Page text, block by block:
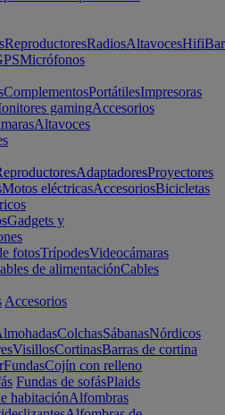
ReproductoresRadiosAltavocesHifi
Micrófonos
ComplementosPortátilesImpresoras
gamingAccesorios
Altavoces
AdaptadoresProyectores
Motos eléctricasAccesoriosBicicletas
Gadgets y
fotosTrípodesVideocámaras
de alimentaciónCables
Accesorios
ColchasSábanasNórdicos
VisillosCortinasBarras de cortina
FundasCojín con relleno
Fundas de sofásPlaids
habitaciónAlfombras